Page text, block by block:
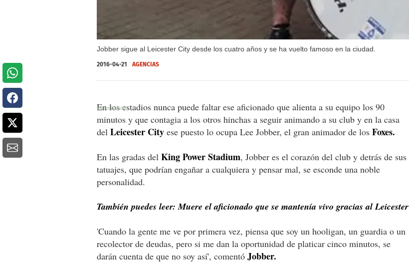
Jobber sigue al Leicester City desde los cuatro años y se ha vuelto famoso en la ciudad.
2016-04-21 AGENCIAS
En los estadios nunca puede faltar ese aficionado que alienta a su equipo los 90
minutos y que contagia a los otros hinchas a seguir animando a su club y en la casa
del Leicester City ese puesto lo ocupa Lee Jobber, el gran animador de los Foxes.
En las gradas del King Power Stadium, Jobber es el corazón del club y detrás de sus
tatuajes, que podrían engañar a cualquiera y pensar mal, se esconde una noble
personalidad.
También puedes leer: Muere el aficionado que se mantenía vivo gracias al Leicester
'Cuando la gente me ve por primera vez, piensa que soy un hooligan, un guardia o un
recolector de deudas, pero si me dan la oportunidad de platicar cinco minutos, se
darán cuenta de que no soy así', comentó Jobber.